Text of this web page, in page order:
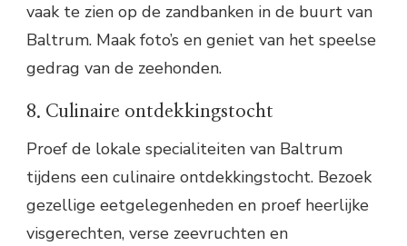
vaak te zien op de zandbanken in de buurt van
Baltrum. Maak foto’s en geniet van het speelse
gedrag van de zeehonden.
8. Culinaire ontdekkingstocht
Proef de lokale specialiteiten van Baltrum
tijdens een culinaire ontdekkingstocht. Bezoek
gezellige eetgelegenheden en proef heerlijke
visgerechten, verse zeevruchten en